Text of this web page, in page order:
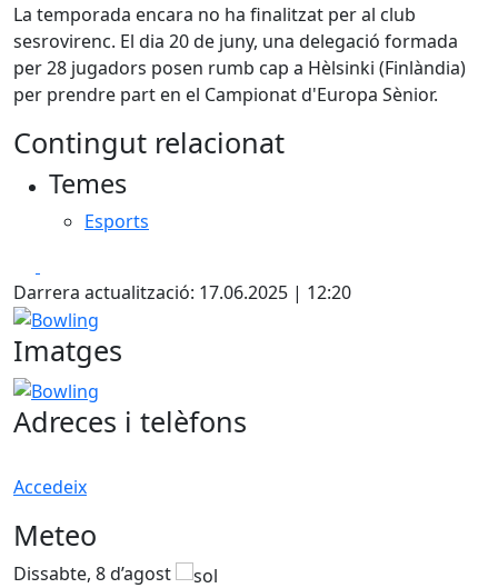
La temporada encara no ha finalitzat per al club
sesrovirenc. El dia 20 de juny, una delegació formada
per 28 jugadors posen rumb cap a Hèlsinki (Finlàndia)
per prendre part en el Campionat d'Europa Sènior.
Contingut relacionat
Temes
Esports
Darrera actualització: 17.06.2025 | 12:20
Bowling
Imatges
Bowling
Adreces i telèfons
Accedeix
Meteo
Dissabte, 8 d’agost